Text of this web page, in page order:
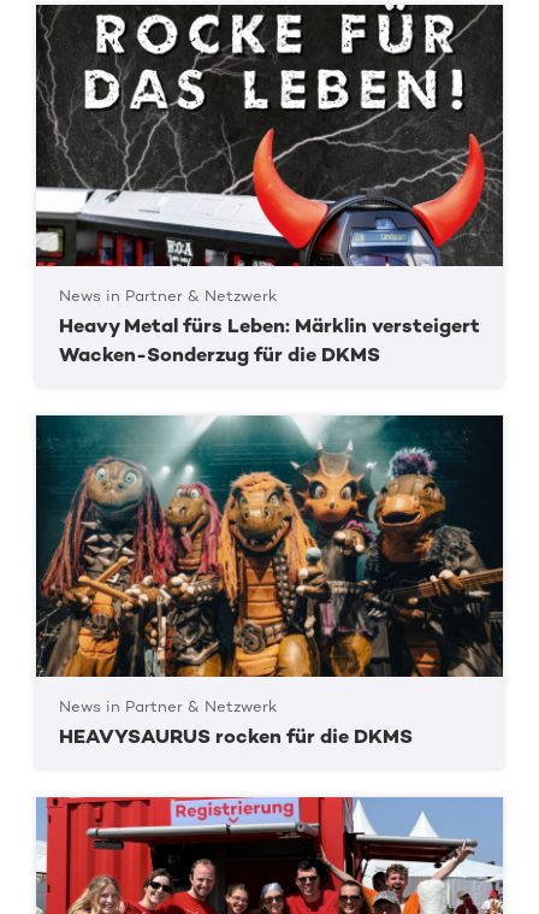
News in Partner & Netzwerk
Heavy Metal fürs Leben: Märklin versteigert
Wacken-Sonderzug für die DKMS
News in Partner & Netzwerk
HEAVYSAURUS rocken für die DKMS